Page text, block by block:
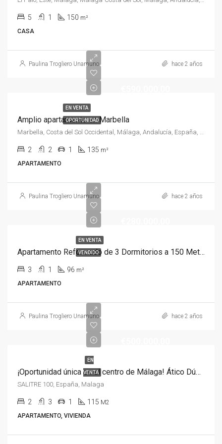
5 1 150 m²
CASA
Paulina Trogliero Unamuno hace 2 años
EN VENTA
OPORTUNIDAD
Amplio apartamento en Marbella
Marbella, Costa del Sol Occidental, Málaga, Andalucía, España, España, Costa del Sol Occidental
2 2 1 135 m²
APARTAMENTO
Paulina Trogliero Unamuno hace 2 años
EN VENTA
VENDIDO Apartamento Reformado de 3 Dormitorios a 150 Metros del Mar en Cala del Moral
3 1 96 m²
APARTAMENTO
Paulina Trogliero Unamuno hace 2 años
EN
VENTA ¡Oportunidad única en el centro de Málaga! Ático Dúplex
SALITRE 100, España, Malaga
2 3 1 115 M2
APARTAMENTO, VIVIENDA